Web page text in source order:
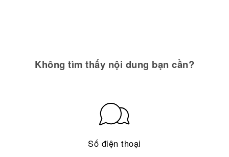
Không tìm thấy nội dung bạn cần?
Số điện thoại